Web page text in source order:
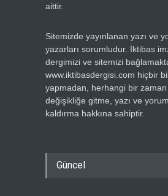
aittir.
Sitemizde yayınlanan yazı ve
yazarları sorumludur. İktibas
dergimizi ve sitemizi
www.iktibasdergisi.com hiçbir
yapmadan, herhangi bir
değişikliğe gitme, yazı ve
kaldırma hakkına sahiptir.
Güncel